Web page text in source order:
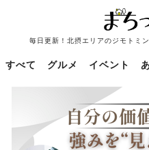
毎日更新！北摂エリアのジモトミ
すべて グルメ イベント